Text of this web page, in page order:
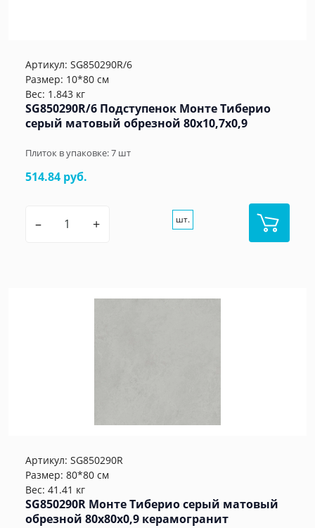
Артикул: SG850290R/6
Размер: 10*80 см
Вес: 1.843 кг
SG850290R/6 Подступенок Монте Тиберио
серый матовый обрезной 80x10,7x0,9
Плиток в упаковке:7 шт
514.84 руб.
– + шт.
Артикул: SG850290R
Размер: 80*80 см
Вес: 41.41 кг
SG850290R Монте Тиберио серый матовый
обрезной 80x80x0,9 керамогранит